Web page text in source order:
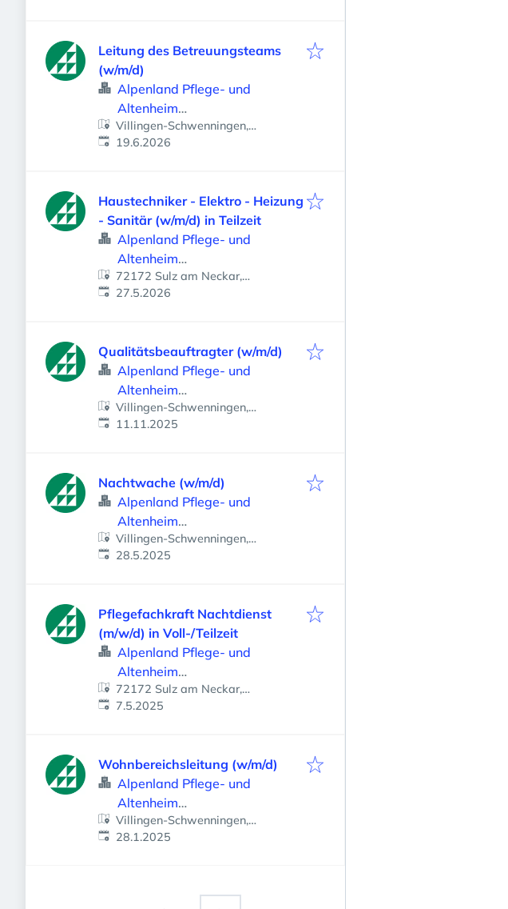
Leitung des Betreuungsteams
(w/m/d)
Alpenland Pflege- und
Altenheim
Betriebsgesellschaft mbH
Villingen-Schwenningen,
Deutschland
Veröffentlicht:
19.6.2026
Haustechniker - Elektro - Heizung
- Sanitär (w/m/d) in Teilzeit
Alpenland Pflege- und
Altenheim
Betriebsgesellschaft mbH
72172 Sulz am Neckar,
Deutschland
Veröffentlicht:
27.5.2026
Qualitätsbeauftragter (w/m/d)
Alpenland Pflege- und
Altenheim
Betriebsgesellschaft mbH
Villingen-Schwenningen,
Deutschland
Veröffentlicht:
11.11.2025
Nachtwache (w/m/d)
Alpenland Pflege- und
Altenheim
Betriebsgesellschaft mbH
Villingen-Schwenningen,
Deutschland
Veröffentlicht:
28.5.2025
Pflegefachkraft Nachtdienst
(m/w/d) in Voll-/Teilzeit
Alpenland Pflege- und
Altenheim
Betriebsgesellschaft mbH
72172 Sulz am Neckar,
Deutschland
Veröffentlicht
7.5.2025
Wohnbereichsleitung (w/m/d)
Alpenland Pflege- und
Altenheim
Betriebsgesellschaft mbH
Villingen-Schwenningen,
Deutschland
Veröffentlicht:
28.1.2025